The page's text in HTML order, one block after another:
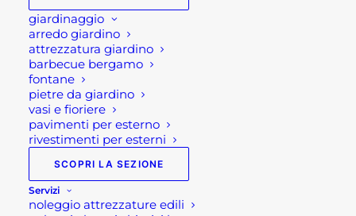
giardinaggio
arredo giardino
attrezzatura giardino
barbecue bergamo
fontane
pietre da giardino
vasi e fioriere
pavimenti per esterno
rivestimenti per esterni
SCOPRI LA SEZIONE
Servizi
noleggio attrezzature edili
37,00€
Valigetta utensili set 22
pezzi
professionale e vario.